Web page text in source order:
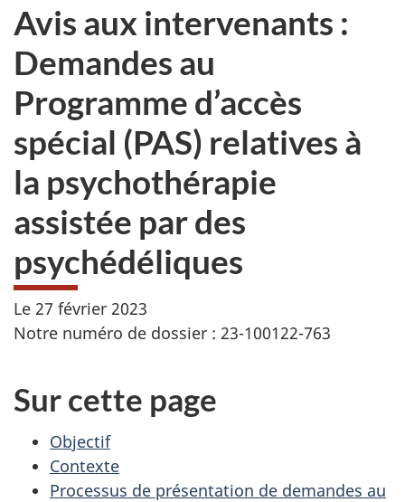
Avis aux intervenants :
Demandes au
Programme d’accès
spécial (PAS) relatives à
la psychothérapie
assistée par des
psychédéliques
Le 27 février 2023
Notre numéro de dossier : 23-100122-763
Sur cette page
Objectif
Contexte
Processus de présentation de demandes au